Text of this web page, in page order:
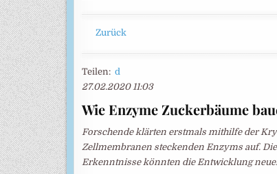
Zurück
Teilen: d
27.02.2020 11:03
Wie Enzyme Zuckerbäume
Forschende klärten erstmals mithilfe der
Zellmembranen steckenden Enzyms auf.
Erkenntnisse könnten die Entwicklung